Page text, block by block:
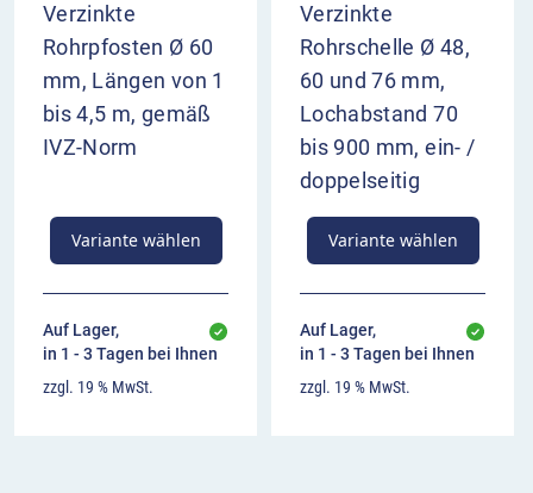
Verzinkte
Rohrpfosten Ø 60
mm, Längen von 1
bis 4,5 m, gemäß
IVZ-Norm
Variante wählen
Auf Lager,
in 1 - 3 Tagen bei Ihnen
zzgl. 19 % MwSt.
Verzinkte
Rohrschelle Ø 48,
60 und 76 mm,
Lochabstand 70
bis 900 mm, ein- /
doppelseitig
Variante wählen
Auf Lager,
in 1 - 3 Tagen bei Ihnen
zzgl. 19 % MwSt.